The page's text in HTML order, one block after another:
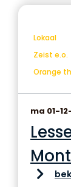
Lokaal
Zeist e.o.
Orange
ma 01-